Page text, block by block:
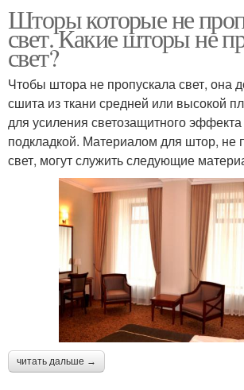
Шторы которые не
свет. Какие шторы не
свет?
Чтобы штора не пропускала свет, она
сшита из ткани средней или высокой
для усиления светозащитного
подкладкой. Материалом для штор, не
свет, могут служить следующие
читать дальше →